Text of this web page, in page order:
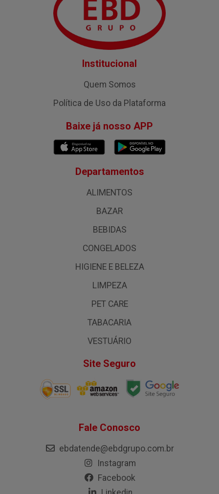
Institucional
Quem Somos
Política de Uso da Plataforma
Baixe já nosso APP
Departamentos
ALIMENTOS
BAZAR
BEBIDAS
CONGELADOS
HIGIENE E BELEZA
LIMPEZA
PET CARE
TABACARIA
VESTUÁRIO
Site Seguro
Fale Conosco
ebdatende@ebdgrupo.com.br
Instagram
Facebook